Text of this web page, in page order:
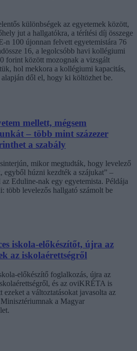
különbségek az egyetemek között,
jut a hallgatókra, a térítési díj összege
n 100 újonnan felvett egyetemistára 76
16, a legolcsóbb havi kollégiumi
forint között mozognak a vizsgált
hol mekkora a kollégiumi kapacitás,
dől el, hogy ki költözhet be.
mellett, mégsem
– több mint százezer
a szabály
mikor megtudták, hogy levelező
egyből húzni kezdték a szájukat” –
az Eduline-nak egy egyetemista. Példája
több levelezős hallgató számolt be
iskola-előkészítőt, újra az
az iskolaérettségről
előkészítő foglalkozás, újra az
és az oviKRÉTA is
a változtatásokat javasolta az
a Magyar